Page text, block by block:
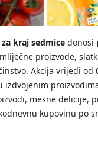
kraj sedmice donosi
proizvode,
Akcija vrijedi od
izdvojenim
mesne delicije,
kupovinu po